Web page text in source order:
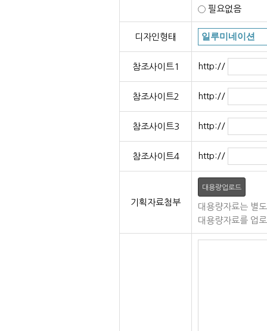
필요없음
디자인형태
참조사이트1 http://
참조사이트2 http://
참조사이트3 http://
참조사이트4 http://
기획자료첨부
대용량업로드
대용량자료는 별
대용량자료를 업